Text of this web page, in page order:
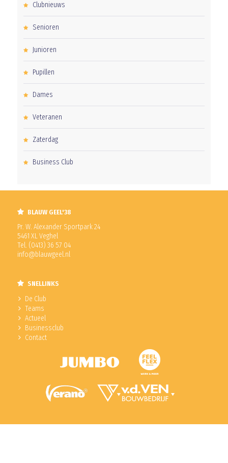
Clubnieuws
Senioren
Junioren
Pupillen
Dames
Veteranen
Zaterdag
Business Club
BLAUW GEEL'38
Pr. W. Alexander Sportpark 24
5461 XL Veghel
Tel. (0413) 36 57 04
info@blauwgeel.nl
SNELLINKS
De Club
Teams
Actueel
Businessclub
Contact